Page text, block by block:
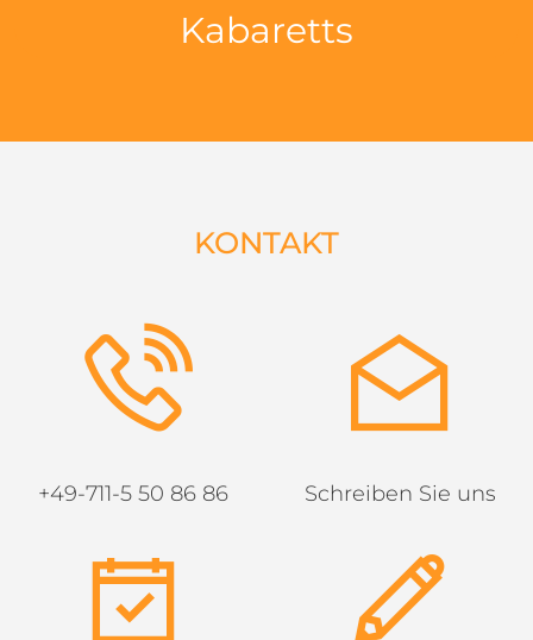
Kabaretts
KONTAKT
+49-711-5 50 86 86 Schreiben Sie uns